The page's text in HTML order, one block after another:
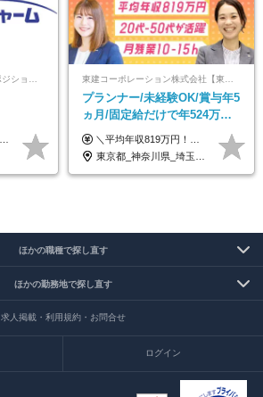
プランナー/未経験OK/賞与年5
ヵ月/固定給だけで年524万円
可能/二人に一人が年収700万
円/休めて稼げる
＼平均年収819万円！社員の最大年収3,131万円／ ＼2人に1人が年収700万円以上／ ＼5人に1人が年収1,000万円以上！／ 固定給だけで、年収524万円も可能！ インセンティブだけでなく固定給でもしっかり稼げる仕組みです！ 【入社初年度】 年収400万～550万円＋インセンティブ →月給26万3,000円～29万5,600円＋賞与年2回（基本給×約5ヵ月分※前年度実績）＋インセンティブ＋各種手当 【インセンティブ】 1物件着工で目安80万～200万円 ※建物の契約金額実績によります 【各種手当】 ・都市手当…月1万円～3万円（首都圏・東海圏・関西圏で弊社指定の事業所に勤務する方が対象） ・家族手当…配偶者：月1万円、子供1名につき：月5千円 ・資格手当…FP資格1級：月1万円、2級：月5千円、3級：月3千円 ・役職手当…昇進欄に詳細記載（主任補：月5千円→主任：月1万円…） 【その他】 ※上記月給には、固定残業代【47時間分（7万3,800円以上）】が含まれます ※月平均残業時間は14時間と少なめです（2023年度） ※固定残業代の時間数を超える時間外労働は追加で支給 但し、時間数を超える時間外労働が発生する場合もあります（特別条項付き協定締結済）
東京都_神奈川県_埼玉県_千葉県_大阪府_愛知県_宮城県_茨城県_栃木県_群馬県_静岡県_兵庫県_京都府_福岡県
ほかの職種で探し直す
ほかの勤務地で探し直す
求人掲載・利用規約・お問合せ
ログイン